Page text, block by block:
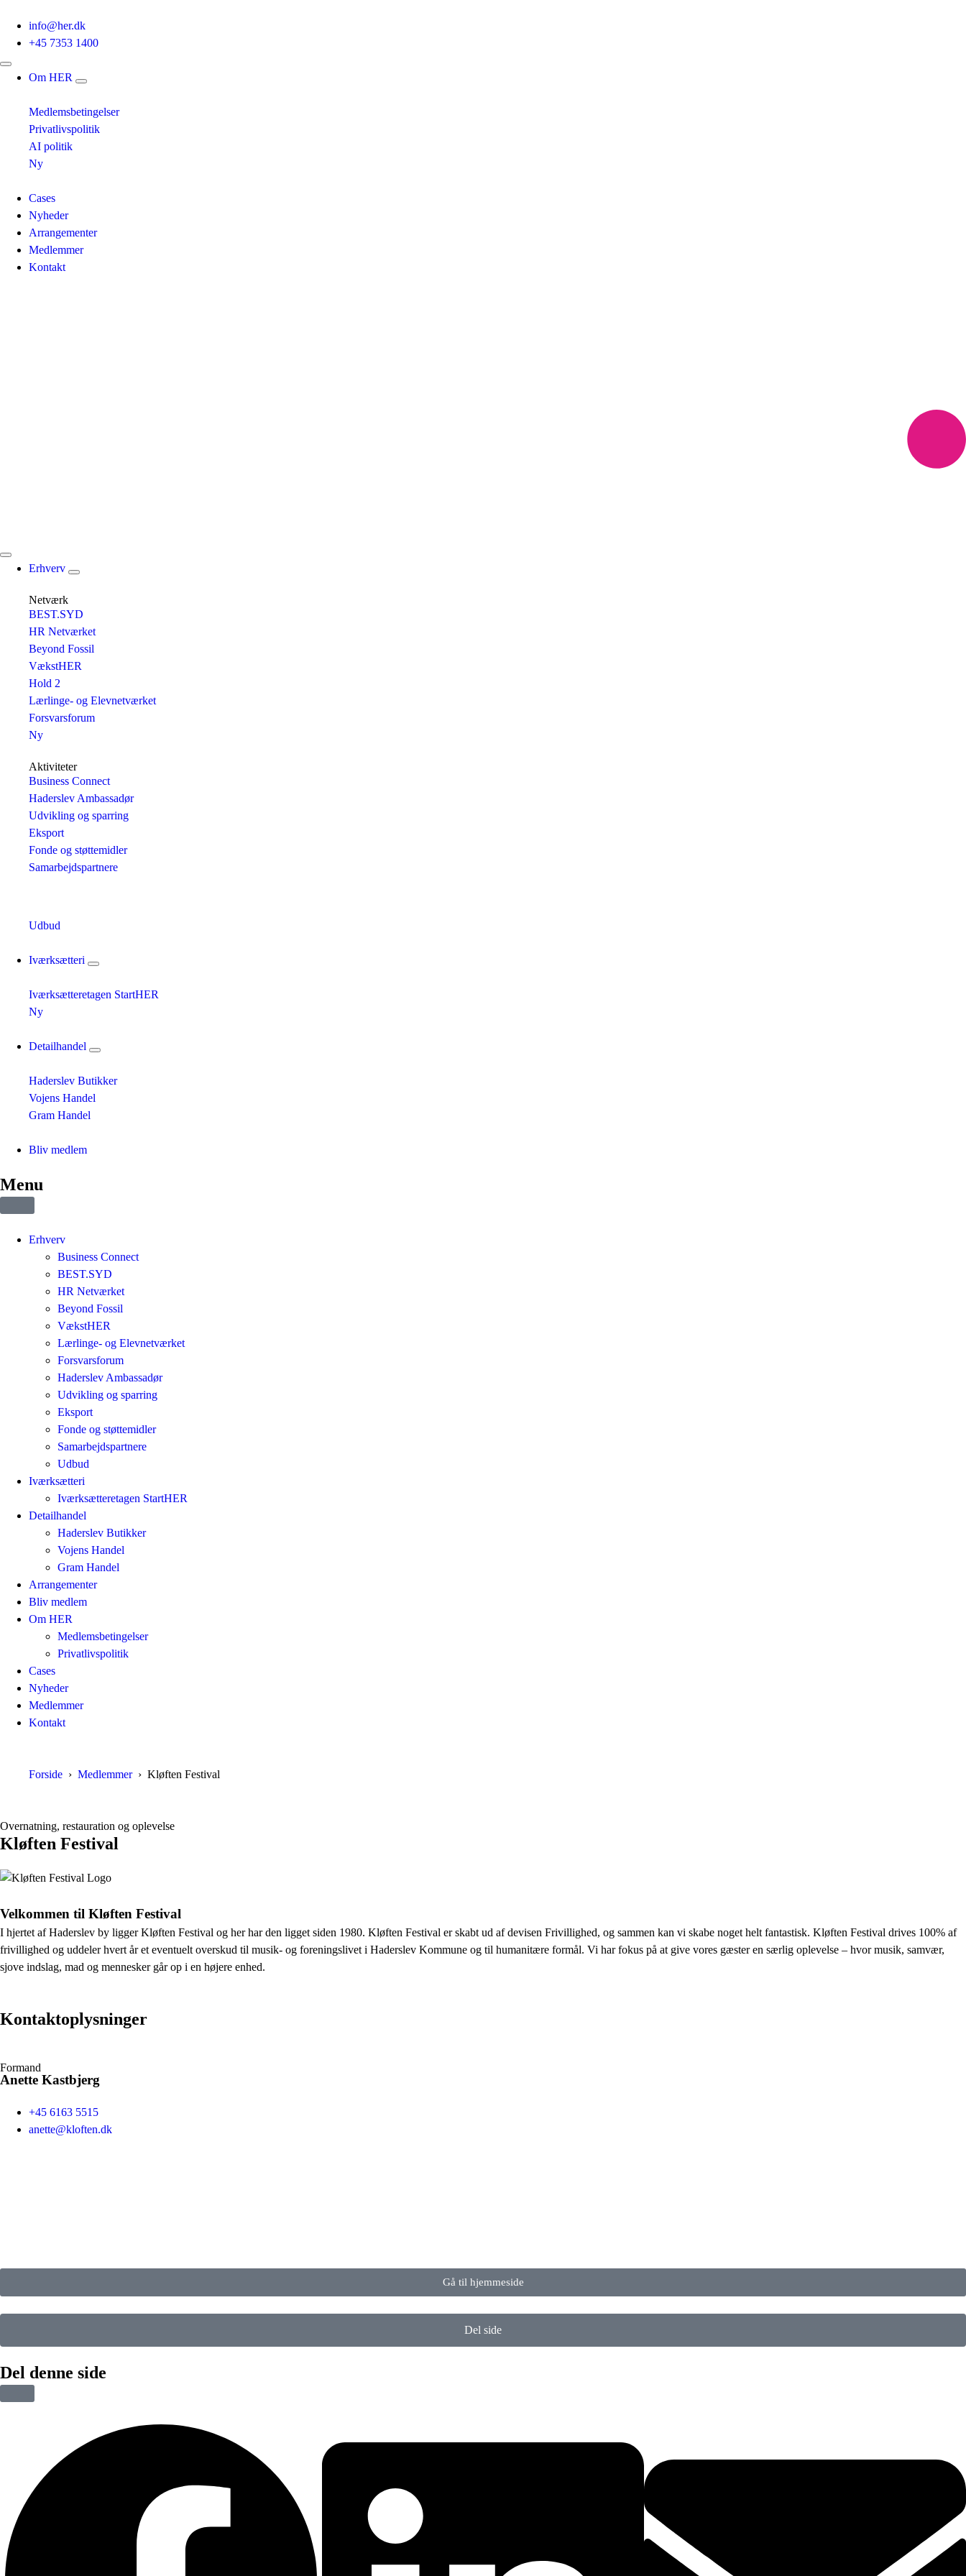
info@her.dk
+45 7353 1400
Om HER
Medlemsbetingelser
Privatlivspolitik
AI politik
Ny
Cases
Nyheder
Arrangementer
Medlemmer
Kontakt
Erhverv
Netværk
BEST.SYD
HR Netværket
Beyond Fossil
VækstHER
Hold 2
Lærlinge- og Elevnetværket
Forsvarsforum
Ny
Aktiviteter
Business Connect
Haderslev Ambassadør
Udvikling og sparring
Eksport
Fonde og støttemidler
Samarbejdspartnere
Udbud
Iværksætteri
Iværksætteretagen StartHER
Ny
Detailhandel
Haderslev Butikker
Vojens Handel
Gram Handel
Bliv medlem
Menu
Erhverv
Business Connect
BEST.SYD
HR Netværket
Beyond Fossil
VækstHER
Lærlinge- og Elevnetværket
Forsvarsforum
Haderslev Ambassadør
Udvikling og sparring
Eksport
Fonde og støttemidler
Samarbejdspartnere
Udbud
Iværksætteri
Iværksætteretagen StartHER
Detailhandel
Haderslev Butikker
Vojens Handel
Gram Handel
Arrangementer
Bliv medlem
Om HER
Medlemsbetingelser
Privatlivspolitik
Cases
Nyheder
Medlemmer
Kontakt
Forside Medlemmer Kløften Festival
Overnatning, restauration og oplevelse
Kløften Festival
Velkommen til Kløften Festival
I hjertet af Haderslev by ligger Kløften Festival og her har den ligget siden 1980. Kløften Festival er skabt ud af devisen Frivillighed, og sammen kan vi skabe noget helt fantastisk. Kløften Festival drives 100% af
frivillighed og uddeler hvert år et eventuelt overskud til musik- og foreningslivet i Haderslev Kommune og til humanitære formål. Vi har fokus på at give vores gæster en særlig oplevelse – hvor musik, samvær,
sjove indslag, mad og mennesker går op i en højere enhed.
Kontaktoplysninger
Formand
Anette Kastbjerg
+45 6163 5515
anette@kloften.dk
Gå til hjemmeside
Del side
Del denne side